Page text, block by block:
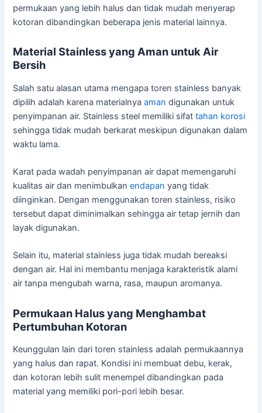
permukaan yang lebih halus dan tidak mudah menyerap
kotoran dibandingkan beberapa jenis material lainnya.
Material Stainless yang Aman untuk Air
Bersih
Salah satu alasan utama mengapa toren stainless banyak
dipilih adalah karena materialnyaaman digunakan untuk
penyimpanan air. Stainless steel memiliki sifattahan korosi
sehingga tidak mudah berkarat meskipun digunakan dalam
waktu lama.
Karat pada wadah penyimpanan air dapat memengaruhi
kualitas air dan menimbulkanendapan yang tidak
diinginkan. Dengan menggunakan toren stainless, risiko
tersebut dapat diminimalkan sehingga air tetap jernih dan
layak digunakan.
Selain itu, material stainless juga tidak mudah bereaksi
dengan air. Hal ini membantu menjaga karakteristik alami
air tanpa mengubah warna, rasa, maupun aromanya.
Permukaan Halus yang Menghambat
Pertumbuhan Kotoran
Keunggulan lain dari toren stainless adalah permukaannya
yang halus dan rapat. Kondisi ini membuat debu, kerak,
dan kotoran lebih sulit menempel dibandingkan pada
material yang memiliki pori-pori lebih besar.